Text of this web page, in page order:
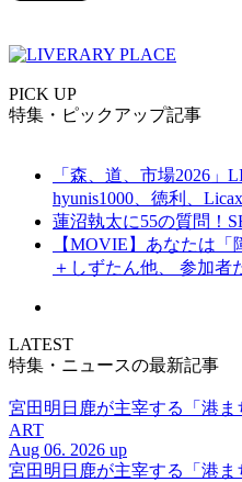
PICK UP
特集・ピックアップ記事
「森、道、市場2026
hyunis1000、徳利、
蓮沼執太に55の質問！
【MOVIE】あなたは
＋しずたん他、 参加者
LATEST
特集・ニュースの最新記事
宮田明日鹿が主宰する「港
ART
Aug 06. 2026 up
宮田明日鹿が主宰する「港